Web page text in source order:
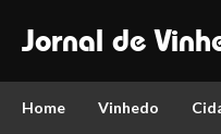
Jornal de
Home Vinhedo